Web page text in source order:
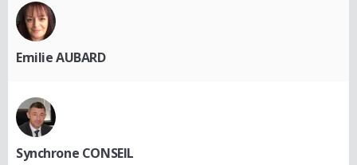
Emilie AUBARD
Synchrone CONSEIL